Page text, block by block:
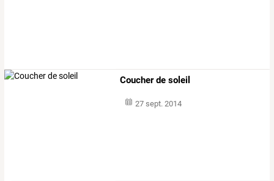
Coucher de soleil
27 sept. 2014